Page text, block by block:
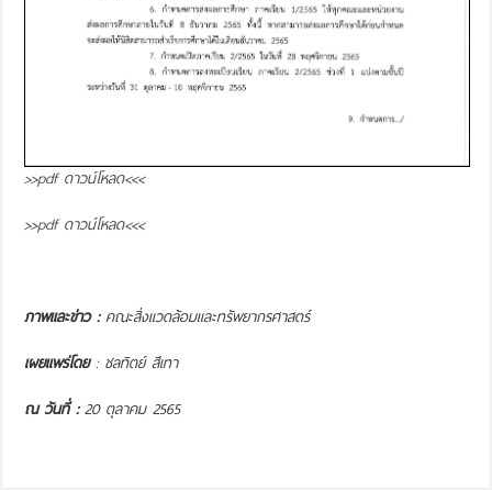
>>pdf ดาวน์โหลด<<<
>>pdf ดาวน์โหลด<<<
ภาพและข่าว :คณะสิ่งแวดล้อมและทรัพยากรศาสตร์
เผยแพร่โดย: ชลทิตย์ สีเทา
ณ วันที่ :20 ตุลาคม 2565